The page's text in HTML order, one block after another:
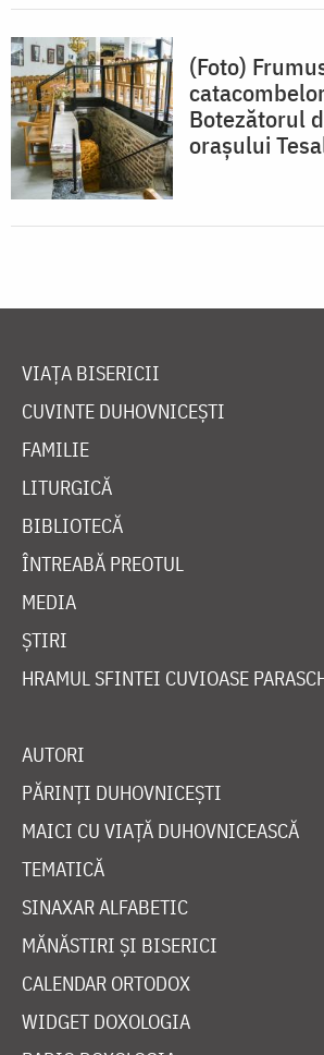
(Foto)
Botezătorul
orașului
VIAȚA BISERICII
CUVINTE DUHOVNICEȘTI
FAMILIE
LITURGICĂ
BIBLIOTECĂ
ÎNTREABĂ PREOTUL
MEDIA
ȘTIRI
HRAMUL SFINTEI CUVIOASE
AUTORI
PĂRINȚI DUHOVNICEȘTI
MAICI CU VIAȚĂ DUHOVNICEASCĂ
TEMATICĂ
SINAXAR ALFABETIC
MĂNĂSTIRI ȘI BISERICI
CALENDAR ORTODOX
WIDGET DOXOLOGIA